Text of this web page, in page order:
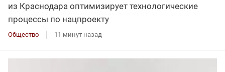
из Краснодара оптимизирует технологические
процессы по нацпроекту
Общество 11 минут назад